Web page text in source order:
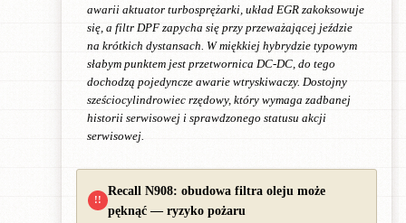
awarii aktuator turbosprężarki, układ EGR zakoksowuje
się, a filtr DPF zapycha się przy przeważającej jeździe
na krótkich dystansach. W miękkiej hybrydzie typowym
słabym punktem jest przetwornica DC-DC, do tego
dochodzą pojedyncze awarie wtryskiwaczy. Dostojny
sześciocylindrowiec rzędowy, który wymaga zadbanej
historii serwisowej i sprawdzonego statusu akcji
serwisowej.
!!
Recall N908: obudowa filtra oleju może
pęknąć — ryzyko pożaru